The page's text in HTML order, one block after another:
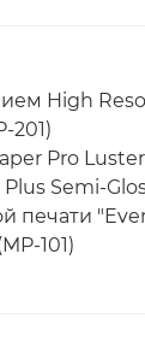
High
201)
Pro Luster
Semi-
печати
101)